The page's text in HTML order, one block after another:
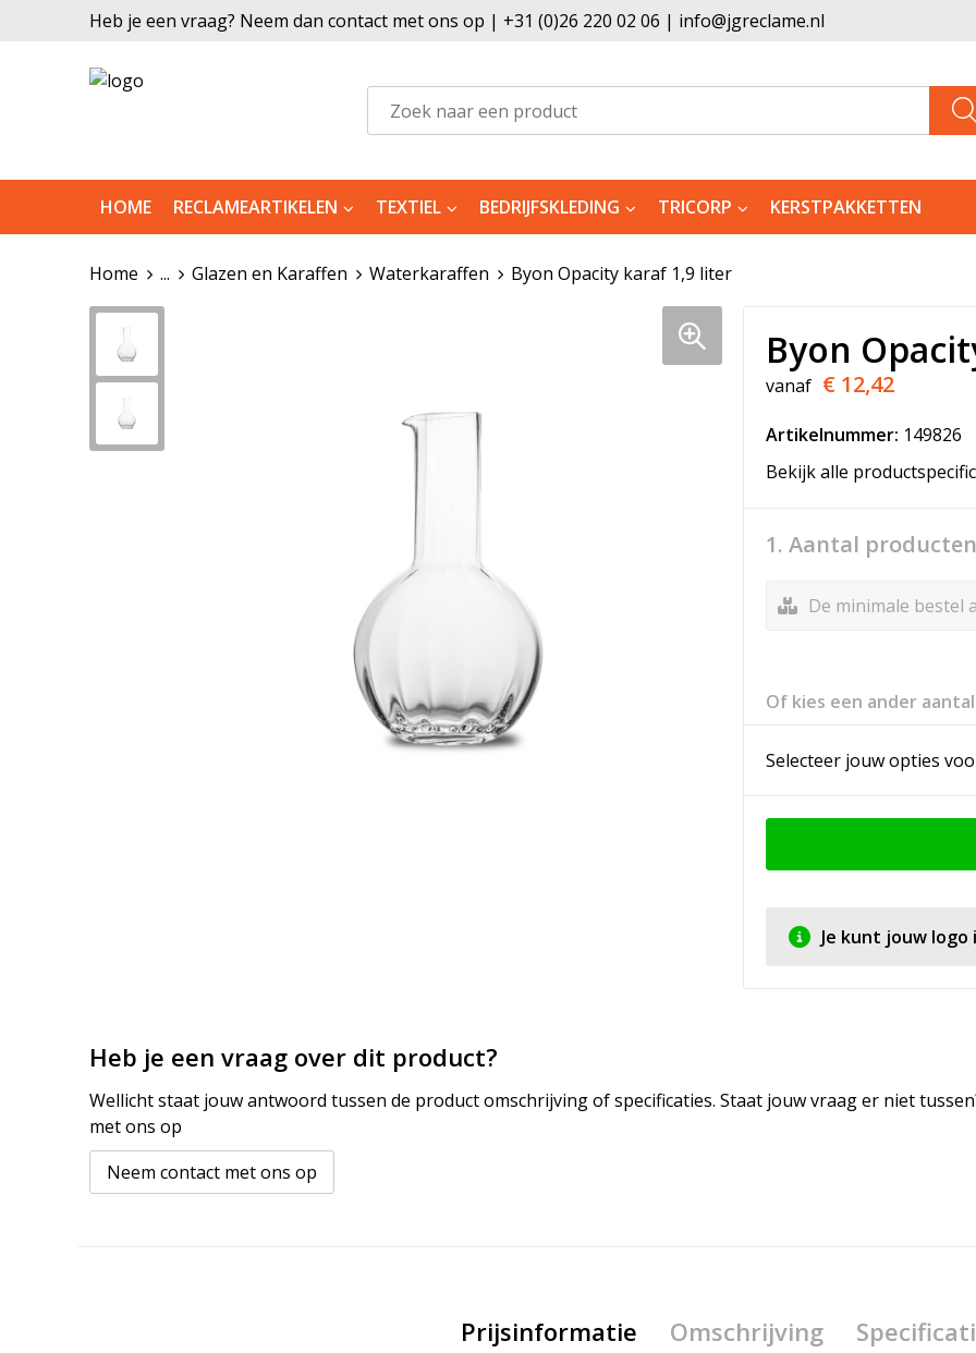
Heb je een vraag? Neem dan contact met ons op | +31 (0)26 220 02 06 | info@jgreclame.nl
HOME RECLAMEARTIKELEN TEXTIEL BEDRIJFSKLEDING TRICORP KERSTPAKKETTEN
Home ... Glazen en Karaffen Waterkaraffen Byon Opacity karaf 1,9 liter
Byon
vanaf € 12,42
Artikelnummer: 149826
Bekijk alle
1. Aantal producten
De minimale bestel
Of kies een ander
Selecteer jouw opties
Je kunt jouw
Heb je een vraag over dit product?
Wellicht staat jouw antwoord tussen de product omschrijving of specificaties. Staat jouw vraag er niet
met ons op
Neem contact met ons op
Prijsinformatie Omschrijving